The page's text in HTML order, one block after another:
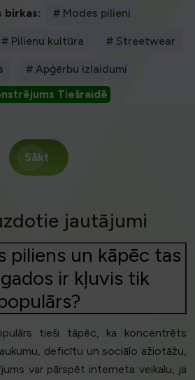
birkas: # Modes pilieni
# Pilienu kultūra # Streetwear
# Apģērbu izlaidumi
Tiešraidē
Sākt
jautājumi
piliens un kāpēc tas
ir kļuvis tik
tieši tāpēc, ka koncentrēts
deficītu un sociālo ažiotāžu,
var pārspēt interneta veikalu, ja